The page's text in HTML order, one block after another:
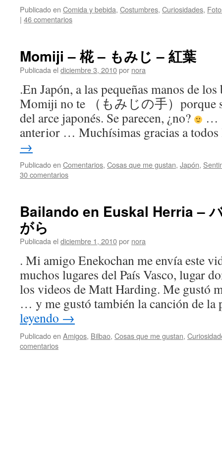
Publicado en Comida y bebida, Costumbres, Curiosidades,
| 46 comentarios
Momiji – 椛 – もみじ – 紅葉
Publicada el diciembre 3, 2010por nora
.En Japón, a las pequeñas manos de los
Momiji no te （もみじの手）porque
del arce japonés. Se parecen, ¿no?
…
anterior … Muchísimas gracias a
→
Publicado en Comentarios, Cosas que me gustan, Japón,
30 comentarios
Bailando en Euskal Herria –
がら
Publicada el diciembre 1, 2010por nora
. Mi amigo Enekochan me envía este
muchos lugares del País Vasco, lugar
los videos de Matt Harding. Me gustó
… y me gustó también la canción de
leyendo →
Publicado en Amigos, Bilbao, Cosas que me gustan,
comentarios